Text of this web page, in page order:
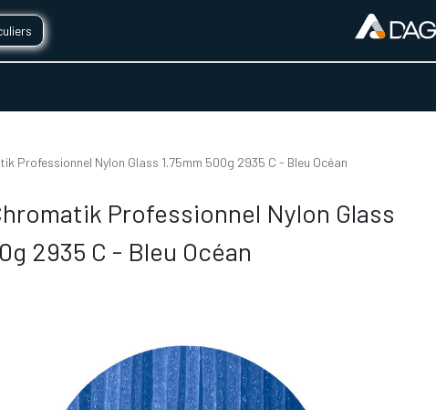
Professionnel Nylon Glass 1.75mm 500g 2935 C - Bleu Océan
Professionnel Nylon Glass
2935 C - Bleu Océan